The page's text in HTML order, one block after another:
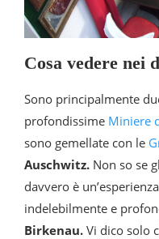
Cosa vedere nei
Sono principalmente
profondissime Miniere
sono gemellate con le
Auschwitz. Non so se
davvero è
indelebilmente e
Birkenau. Vi dico solo